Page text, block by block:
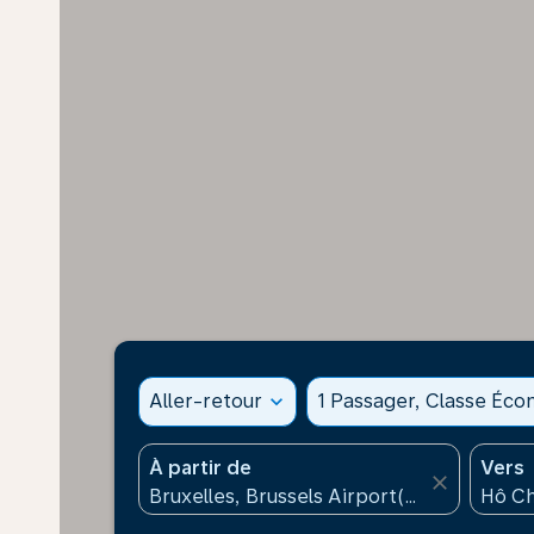
Aller-retour expand_more 1 Passager, Classe
À partir de
close
Vers